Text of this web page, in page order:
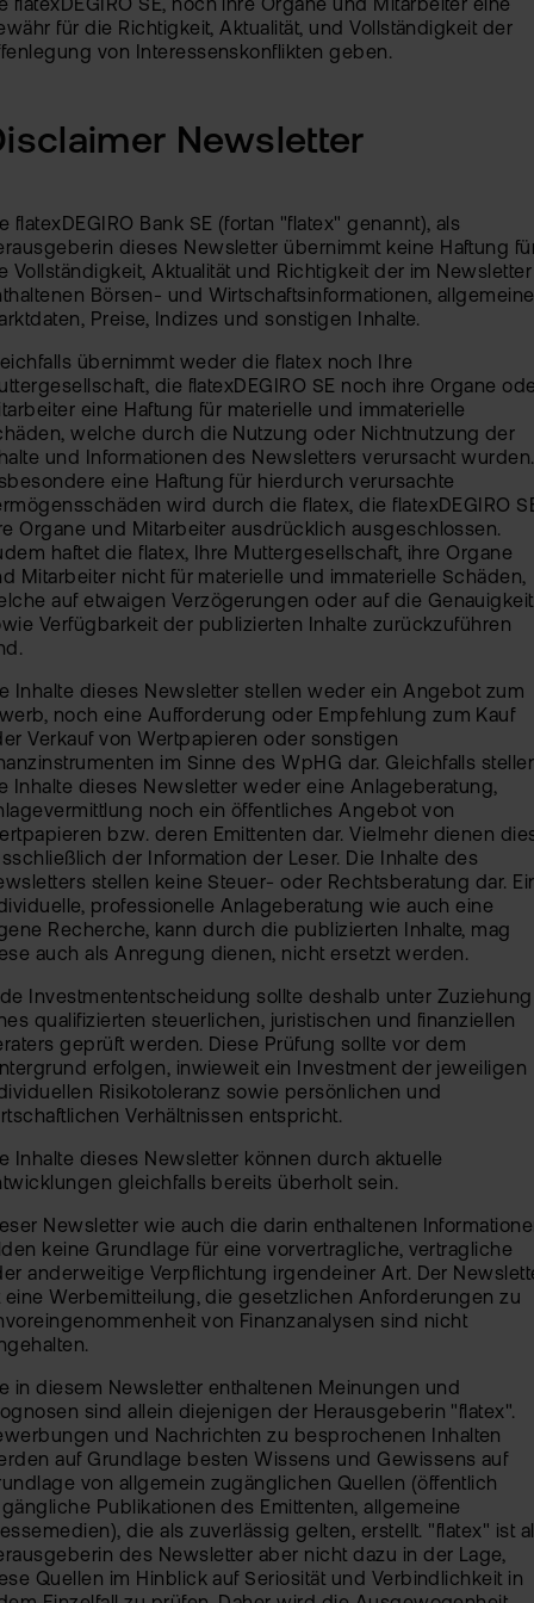
flatexDEGIRO SE, noch ihre Organe und Mitarbeiter eine
für die Richtigkeit, Aktualität, und Vollständigkeit der
von Interessenskonflikten geben.
Newsletter
flatexDEGIRO Bank SE (fortan "flatex" genannt), als
dieses Newsletter übernimmt keine Haftung
Vollständigkeit, Aktualität und Richtigkeit der im Newsletter
Börsen- und Wirtschaftsinformationen,
Preise, Indizes und sonstigen Inhalte.
übernimmt weder die flatex noch Ihre
die flatexDEGIRO SE noch ihre Organe
eine Haftung für materielle und immaterielle
welche durch die Nutzung oder Nichtnutzung der
und Informationen des Newsletters verursacht wurden.
eine Haftung für hierdurch verursachte
wird durch die flatex, die flatexDEGIRO
Organe und Mitarbeiter ausdrücklich ausgeschlossen.
haftet die flatex, Ihre Muttergesellschaft, ihre Organe
Mitarbeiter nicht für materielle und immaterielle Schäden,
auf etwaigen Verzögerungen oder auf die Genauigkeit
Verfügbarkeit der publizierten Inhalte zurückzuführen
Inhalte dieses Newsletter stellen weder ein Angebot zum
noch eine Aufforderung oder Empfehlung zum Kauf
Verkauf von Wertpapieren oder sonstigen
im Sinne des WpHG dar. Gleichfalls
Inhalte dieses Newsletter weder eine Anlageberatung,
noch ein öffentliches Angebot von
bzw. deren Emittenten dar. Vielmehr dienen
der Information der Leser. Die Inhalte des
stellen keine Steuer- oder Rechtsberatung dar.
professionelle Anlageberatung wie auch eine
Recherche, kann durch die publizierten Inhalte, mag
auch als Anregung dienen, nicht ersetzt werden.
Investmententscheidung sollte deshalb unter Zuziehung
qualifizierten steuerlichen, juristischen und finanziellen
geprüft werden. Diese Prüfung sollte vor dem
erfolgen, inwieweit ein Investment der jeweiligen
Risikotoleranz sowie persönlichen und
Verhältnissen entspricht.
Inhalte dieses Newsletter können durch aktuelle
gleichfalls bereits überholt sein.
Newsletter wie auch die darin enthaltenen
keine Grundlage für eine vorvertragliche, vertragliche
anderweitige Verpflichtung irgendeiner Art. Der
eine Werbemitteilung, die gesetzlichen Anforderungen zu
von Finanzanalysen sind nicht
in diesem Newsletter enthaltenen Meinungen und
sind allein diejenigen der Herausgeberin "flatex".
und Nachrichten zu besprochenen Inhalten
auf Grundlage besten Wissens und Gewissens auf
von allgemein zugänglichen Quellen (öffentlich
Publikationen des Emittenten, allgemeine
die als zuverlässig gelten, erstellt. "flatex" ist
des Newsletter aber nicht dazu in der Lage,
Quellen im Hinblick auf Seriosität und Verbindlichkeit in